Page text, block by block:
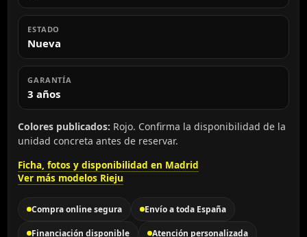
ESTADO
Nueva
GARANTÍA
3 años
Colores publicados: Rojo. Confirma la disponibilidad de la
unidad concreta antes de reservar.
Ficha, fotos y disponibilidad en Madrid
Ver más modelos Rieju
Compra online segura Envío a toda España
Financiación disponible Atención personalizada